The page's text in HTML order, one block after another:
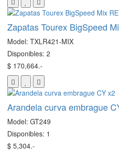
Zapatas Tourex BigSpeed
Model: TXLR421-MIX
Disponibles: 2
$ 170,664.-
Arandela curva embrague
Model: GT249
Disponibles: 1
$ 5,304.-